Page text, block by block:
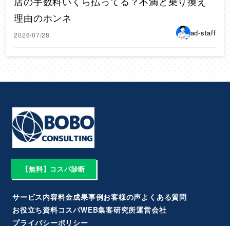
理由のホンネ
2026/07/28 ad-staff
【無料】コスパ診断
サービス内容料金成果事例お客様の声よくある質問
お役立ち資料コスパWEB集客研究所運営会社
プライバシーポリシー